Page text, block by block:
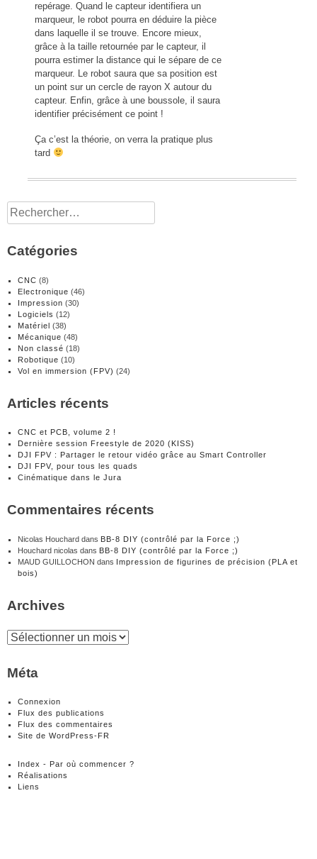
repérage. Quand le capteur identifiera un
marqueur, le robot pourra en déduire la pièce
dans laquelle il se trouve. Encore mieux,
grâce à la taille retournée par le capteur, il
pourra estimer la distance qui le sépare de ce
marqueur. Le robot saura que sa position est
un point sur un cercle de rayon X autour du
capteur. Enfin, grâce à une boussole, il saura
identifier précisément ce point !
Ça c’est la théorie, on verra la pratique plus
tard
Rechercher :
Catégories
CNC (8)
Electronique (46)
Impression (30)
Logiciels (12)
Matériel (38)
Mécanique (48)
Non classé (18)
Robotique (10)
Vol en immersion (FPV) (24)
Articles récents
CNC et PCB, volume 2 !
Dernière session Freestyle de 2020 (KISS)
DJI FPV : Partager le retour vidéo grâce au Smart Controller
DJI FPV, pour tous les quads
Cinématique dans le Jura
Commentaires récents
Nicolas Houchard dans BB-8 DIY (contrôlé par la Force ;)
Houchard nicolas dans BB-8 DIY (contrôlé par la Force ;)
MAUD GUILLOCHON dans Impression de figurines de précision (PLA et
bois)
Archives
Archives
Méta
Connexion
Flux des publications
Flux des commentaires
Site de WordPress-FR
Index - Par où commencer ?
Réalisations
Liens